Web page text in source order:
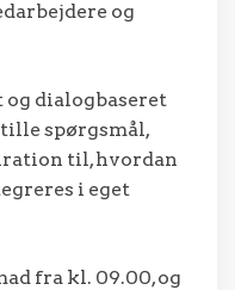
og
dialogbaseret
spørgsmål,
til, hvordan
i eget
fra kl. 09.00, og